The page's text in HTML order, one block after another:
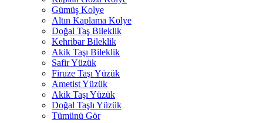
Gümüş Kolye
Altın Kaplama Kolye
Doğal Taş Bileklik
Kehribar Bileklik
Akik Taşı Bileklik
Safir Yüzük
Firuze Taşı Yüzük
Ametist Yüzük
Akik Taşı Yüzük
Doğal Taşlı Yüzük
Tümünü Gör